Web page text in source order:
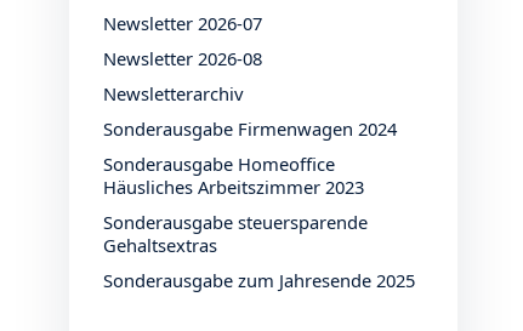
Newsletter 2026-07
Newsletter 2026-08
Newsletterarchiv
Sonderausgabe Firmenwagen 2024
Sonderausgabe Homeoffice
Häusliches Arbeitszimmer 2023
Sonderausgabe steuersparende
Gehaltsextras
Sonderausgabe zum Jahresende 2025